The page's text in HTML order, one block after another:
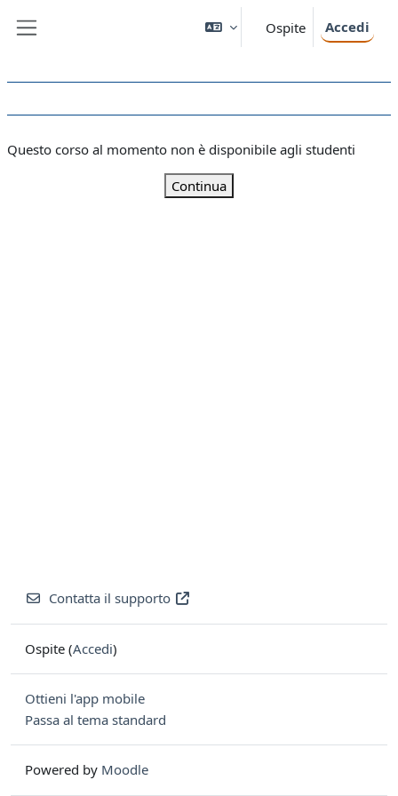
Ospite Accedi
Questo corso al momento non è disponibile agli studenti
Continua
Contatta il supporto
Ospite (Accedi)
Ottieni l'app mobile
Passa al tema standard
Powered by Moodle